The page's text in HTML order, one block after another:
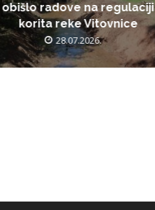
obišlo radove na regulaciji
korita reke Vitovnice
28.07.2026.